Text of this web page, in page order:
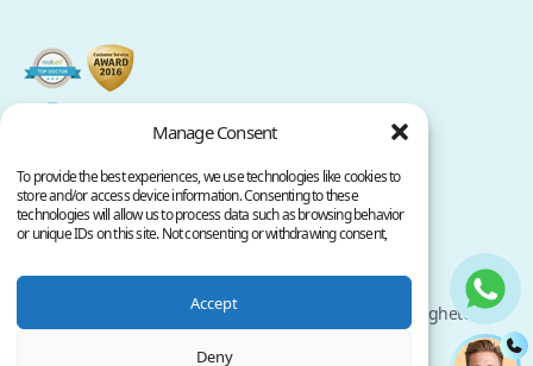
Manage Consent
To provide the best experiences, we use technologies like cookies to
store and/or access device information. Consenting to these
technologies will allow us to process data such as browsing behavior
or unique IDs on this site. Not consenting or withdrawing consent,
Accept
Deny
Sekretesspolicy
Användarvillkor
Upphovsrätt @ 2026 www.clinicana.com. Alla rättigheter
förbehållna.